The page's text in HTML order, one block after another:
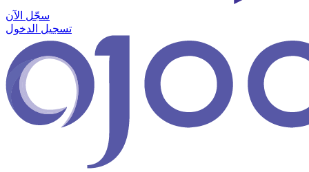
سجّل الآن
تسجيل الدخول